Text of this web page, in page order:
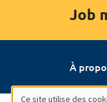
Job
À
Ce site utilise des